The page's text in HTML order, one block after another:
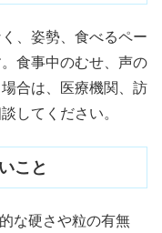
、姿勢、食べるペー
食事中のむせ、声の
合は、医療機関、訪
してください。
こと
な硬さや粒の有無